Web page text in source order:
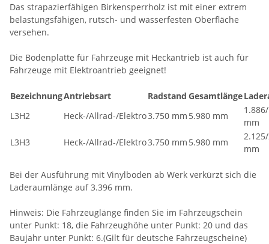
Das strapazierfähigen Birkensperrholz ist mit einer extrem
belastungsfähigen, rutsch- und wasserfesten Oberfläche
versehen.
Die Bodenplatte für Fahrzeuge mit Heckantrieb ist auch für
Fahrzeuge mit Elektroantrieb geeignet!
BezeichnungAntriebsart Radstand Gesamtlänge
L3H2
Heck-/Allrad-/Elektro3.750 mm 5.980 mm
mm
L3H3
Heck-/Allrad-/Elektro3.750 mm 5.980 mm
mm
Bei der Ausführung mit Vinylboden ab Werk verkürzt sich die
Laderaumlänge auf 3.396 mm.
Hinweis: Die Fahrzeuglänge finden Sie im Fahrzeugschein
unter Punkt: 18, die Fahrzeughöhe unter Punkt: 20 und das
Baujahr unter Punkt: 6.(Gilt für deutsche Fahrzeugscheine)